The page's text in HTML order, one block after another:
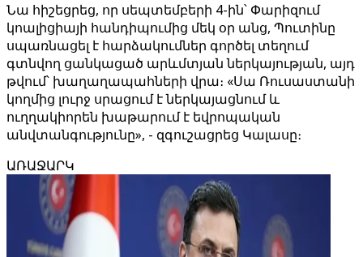
Նա հիշեցրեց, որ սեպտեմբերի 4-ին՝ Փարիզում
կոալիցիայի հանդիպումից մեկ օր անց, Պուտինը
սպառնացել է հարձակումներ գործել տեղում
գտնվող ցանկացած արևմտյան ներկայության, այդ
թվում՝ խաղաղապահների վրա։ «Սա Ռուսաստանի
կողմից լուրջ սրացում է ներկայացնում և
ուղղակիորեն խաթարում է եվրոպական
անվտանգությունը», - զգուշացրեց Կալասը։
ԱՌԱՋԱՐԿ